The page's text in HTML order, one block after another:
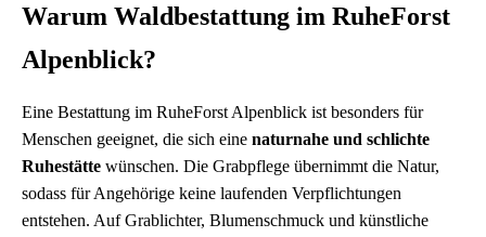
Warum Waldbestattung im RuheForst
Alpenblick?
Eine Bestattung im RuheForst Alpenblick ist besonders für
Menschen geeignet, die sich eine naturnahe und schlichte
Ruhestätte wünschen. Die Grabpflege übernimmt die Natur,
sodass für Angehörige keine laufenden Verpflichtungen
entstehen. Auf Grablichter, Blumenschmuck und künstliche